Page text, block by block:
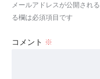
メールアドレスが公開され
る欄は必須項目です
コメント ※